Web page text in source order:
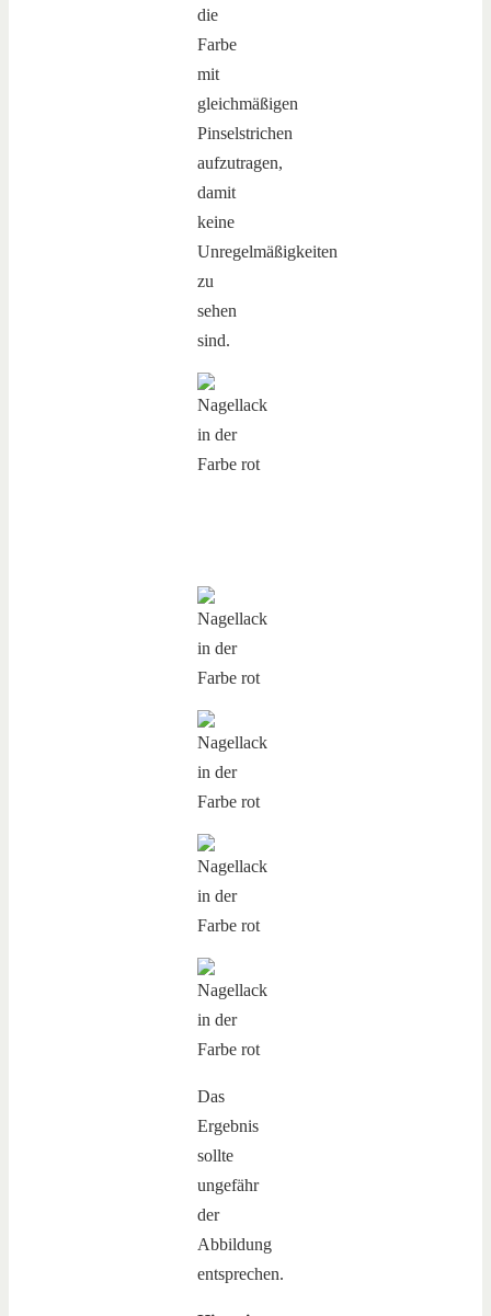
die
Farbe
mit
gleichmäßigen
Pinselstrichen
aufzutragen,
damit
keine
Unregelmäßigkeiten
zu
sehen
sind.
Das
Ergebnis
sollte
ungefähr
der
Abbildung
entsprechen.